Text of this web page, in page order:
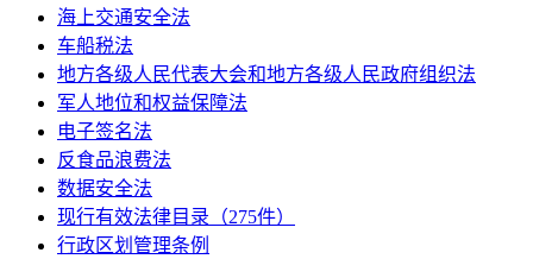
海上交通安全法
车船税法
地方各级人民代表大会和地方各级人民政府组织法
军人地位和权益保障法
电子签名法
反食品浪费法
数据安全法
现行有效法律目录（275件）
行政区划管理条例